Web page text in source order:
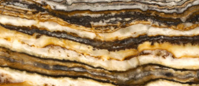
رخام,
الجرانيت,